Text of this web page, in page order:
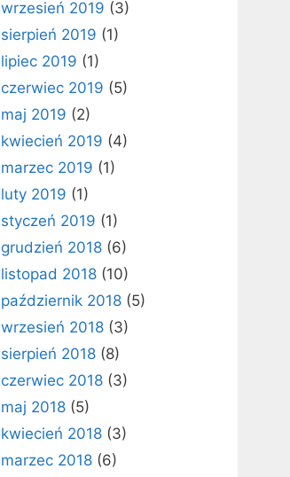
wrzesień 2019 (3)
sierpień 2019 (1)
lipiec 2019 (1)
czerwiec 2019 (5)
maj 2019 (2)
kwiecień 2019 (4)
marzec 2019 (1)
luty 2019 (1)
styczeń 2019 (1)
grudzień 2018 (6)
listopad 2018 (10)
październik 2018 (5)
wrzesień 2018 (3)
sierpień 2018 (8)
czerwiec 2018 (3)
maj 2018 (5)
kwiecień 2018 (3)
marzec 2018 (6)